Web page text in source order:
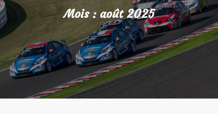
Mois : août 2025